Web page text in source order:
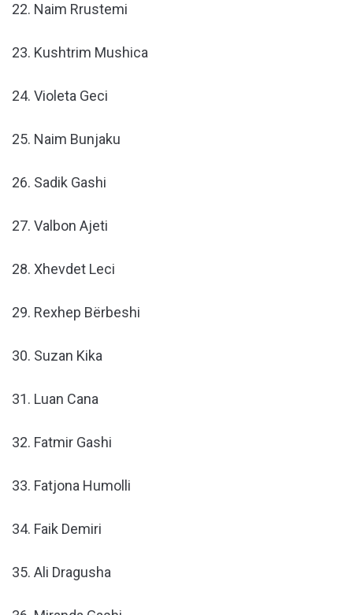
22. Naim Rrustemi
23. Kushtrim Mushica
24. Violeta Geci
25. Naim Bunjaku
26. Sadik Gashi
27. Valbon Ajeti
28. Xhevdet Leci
29. Rexhep Bërbeshi
30. Suzan Kika
31. Luan Cana
32. Fatmir Gashi
33. Fatjona Humolli
34. Faik Demiri
35. Ali Dragusha